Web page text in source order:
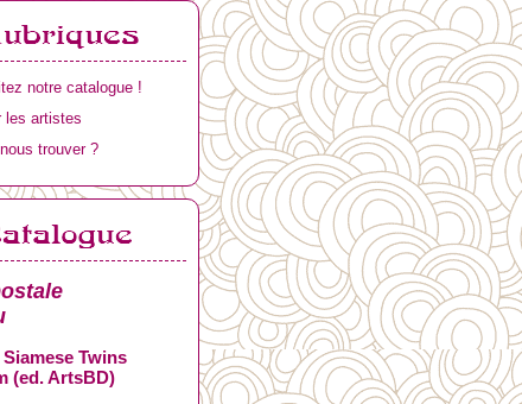
notre catalogue !
les artistes
trouver ?
Twins
(ed. ArtsBD)